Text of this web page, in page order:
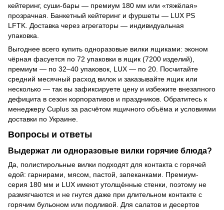
кейтеринг, суши-бары — премиум 180 мм или «тяжёлая»
прозрачная. Банкетный кейтеринг и фуршеты — LUX PS
LFTK. Доставка через агрегаторы — индивидуальная
упаковка.
Выгоднее всего купить одноразовые вилки ящиками: эконом
чёрная фасуется по 72 упаковки в ящик (7200 изделий),
премиум — по 32–40 упаковок, LUX — по 20. Посчитайте
средний месячный расход вилок и заказывайте ящик или
несколько — так вы зафиксируете цену и избежите внезапного
дефицита в сезон корпоративов и праздников. Обратитесь к
менеджеру Cuplus за расчётом ящичного объёма и условиями
доставки по Украине.
Вопросы и ответы
Выдержат ли одноразовые вилки горячие блюда?
Да, полистирольные вилки подходят для контакта с горячей
едой: гарнирами, мясом, пастой, запеканками. Премиум-
серия 180 мм и LUX имеют утолщённые стенки, поэтому не
размягчаются и не гнутся даже при длительном контакте с
горячим бульоном или подливой. Для салатов и десертов